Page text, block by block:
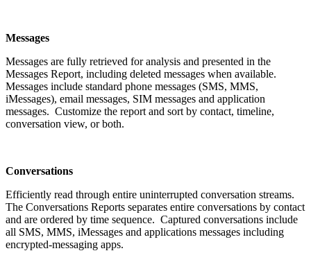
Messages
Messages are fully retrieved for analysis and presented in the
Messages Report, including deleted messages when available.
Messages include standard phone messages (SMS, MMS,
iMessages), email messages, SIM messages and application
messages. Customize the report and sort by contact, timeline,
conversation view, or both.
Conversations
Efficiently read through entire uninterrupted conversation streams.
The Conversations Reports separates entire conversations by contact
and are ordered by time sequence. Captured conversations include
all SMS, MMS, iMessages and applications messages including
encrypted-messaging apps.